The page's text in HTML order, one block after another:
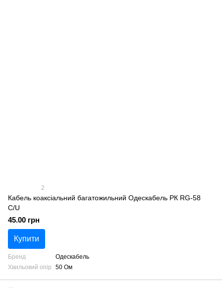
2
Кабель коаксіальний багатожильний Одескабель РК RG-58
C/U
45.00 грн
Купити
Бренд
Одескабель
Хвильовий опір
50 Ом